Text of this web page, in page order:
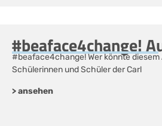
#beaface4change!
#beaface4change! Wer könnte
Schülerinnen und Schüler der Carl
> ansehen